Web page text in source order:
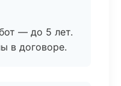
— до 5 лет.
в договоре.